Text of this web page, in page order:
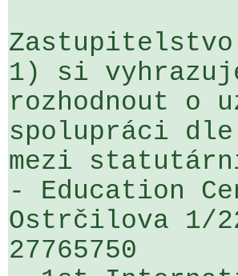
Zastupitelstvo
1) si
rozhodnout o
spolupráci
mezi
- Education
Ostrčilova 1/
27765750